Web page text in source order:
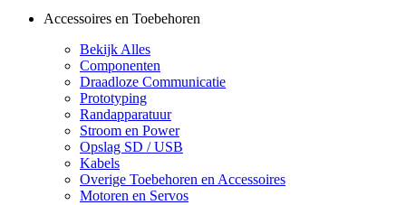
Accessoires en Toebehoren
Bekijk Alles
Componenten
Draadloze Communicatie
Prototyping
Randapparatuur
Stroom en Power
Opslag SD / USB
Kabels
Overige Toebehoren en Accessoires
Motoren en Servos